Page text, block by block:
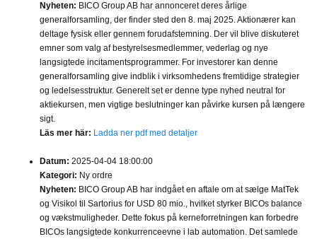
Nyheten: BICO Group AB har annonceret deres årlige
generalforsamling, der finder sted den 8. maj 2025. Aktionærer kan
deltage fysisk eller gennem forudafstemning. Der vil blive diskuteret
emner som valg af bestyrelsesmedlemmer, vederlag og nye
langsigtede incitamentsprogrammer. For investorer kan denne
generalforsamling give indblik i virksomhedens fremtidige strategier
og ledelsesstruktur. Generelt set er denne type nyhed neutral for
aktiekursen, men vigtige beslutninger kan påvirke kursen på længere
sigt.
Läs mer här: Ladda ner pdf med detaljer
Datum: 2025-04-04 18:00:00
Kategori: Ny ordre
Nyheten: BICO Group AB har indgået en aftale om at sælge MatTek
og Visikol til Sartorius for USD 80 mio., hvilket styrker BICOs balance
og vækstmuligheder. Dette fokus på kerneforretningen kan forbedre
BICOs langsigtede konkurrenceevne i lab automation. Det samlede